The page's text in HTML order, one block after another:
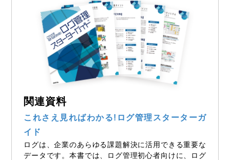
関連資料
これさえ見ればわかる!ログ管理スターターガ
イド
ログは、企業のあらゆる課題解決に活用できる重要な
データです。本書では、ログ管理初心者向けに、ログ